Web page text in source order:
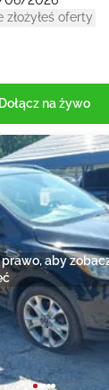
złożyłeś oferty
Dołącz na żywo
aby